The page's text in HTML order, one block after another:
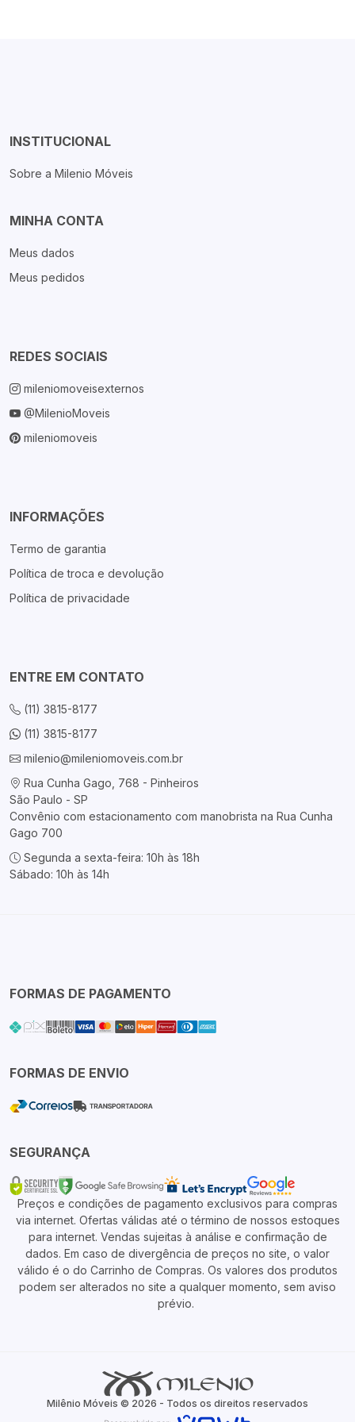
INSTITUCIONAL
Sobre a Milenio Móveis
MINHA CONTA
Meus dados
Meus pedidos
REDES SOCIAIS
mileniomoveisexternos
@MilenioMoveis
mileniomoveis
INFORMAÇÕES
Termo de garantia
Política de troca e devolução
Política de privacidade
ENTRE EM CONTATO
(11) 3815-8177
(11) 3815-8177
milenio@mileniomoveis.com.br
Rua Cunha Gago, 768 - Pinheiros
São Paulo - SP
Convênio com estacionamento com manobrista na Rua Cunha
Gago 700
Segunda a sexta-feira: 10h às 18h
Sábado: 10h às 14h
FORMAS DE PAGAMENTO
FORMAS DE ENVIO
SEGURANÇA
Preços e condições de pagamento exclusivos para compras
via internet. Ofertas válidas até o término de nossos estoques
para internet. Vendas sujeitas à análise e confirmação de
dados. Em caso de divergência de preços no site, o valor
válido é o do Carrinho de Compras. Os valores dos produtos
podem ser alterados no site a qualquer momento, sem aviso
prévio.
Milênio Móveis © 2026 - Todos os direitos reservados